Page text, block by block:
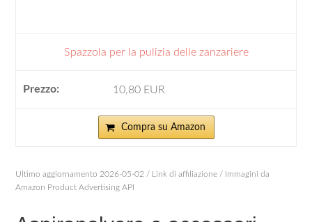
Spazzola per la pulizia delle zanzariere
10,80 EUR
Compra su Amazon
Ultimo aggiornamento 2026-05-02 / Link di affiliazione / Immagini da
Amazon Product Advertising API